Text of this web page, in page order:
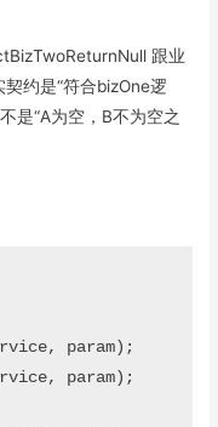
跟业
约是“符合bizOne逻
是“A为空，B不为空之
param);
param);